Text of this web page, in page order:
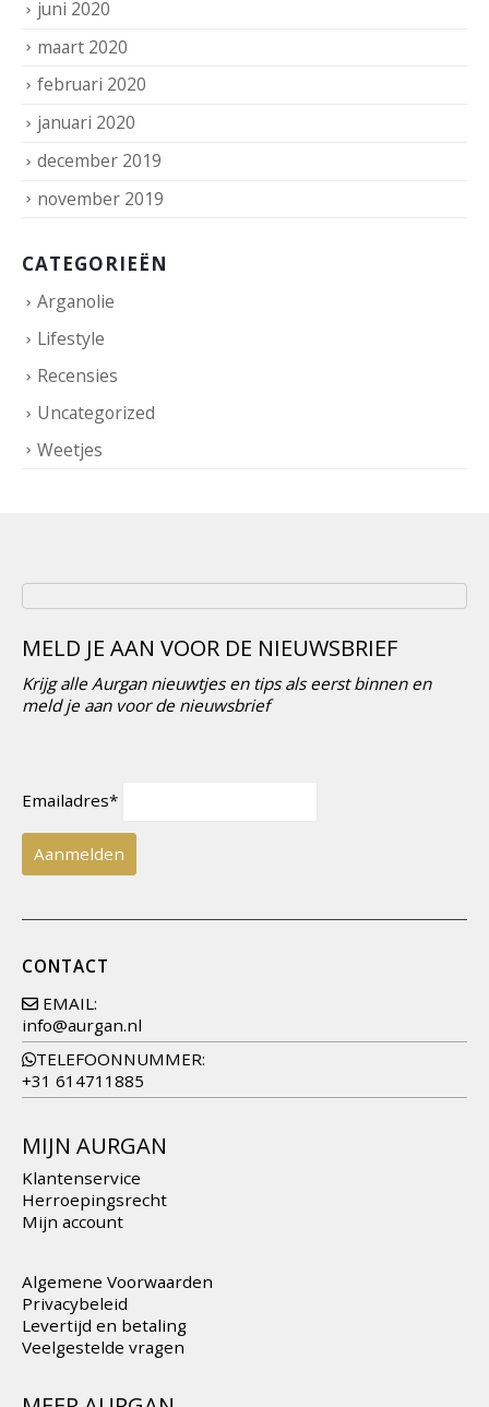
juni 2020
maart 2020
februari 2020
januari 2020
december 2019
november 2019
CATEGORIEËN
Arganolie
Lifestyle
Recensies
Uncategorized
Weetjes
MELD JE AAN VOOR DE NIEUWSBRIEF
Krijg alle Aurgan nieuwtjes en tips als eerst binnen en
meld je aan voor de nieuwsbrief
Emailadres*
CONTACT
EMAIL:
info@aurgan.nl
TELEFOONNUMMER:
+31 614711885
MIJN AURGAN
Klantenservice
Herroepingsrecht
Mijn account
Algemene Voorwaarden
Privacybeleid
Levertijd en betaling
Veelgestelde vragen